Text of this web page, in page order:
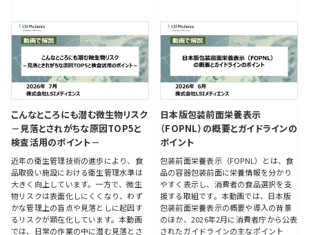
こんなところにも潜む微生物リスク
－見落とされがちな原因TOP5と
検査活用のポイント－
近年の衛生管理技術の進歩により、食
品取扱い施設における衛生管理水準は
大きく向上しています。一方で、微生
物リスクは表面化しにくくなり、わず
かな管理上の盲点や見落としに起因す
るリスクが顕在化しています。本動画
では、日常の作業の中に潜む見落とさ
日本版包装前面栄養表示
（FOPNL）の概要とガイドラインの
ポイント
包装前面栄養表示（FOPNL）とは、食
品の容器包装前面に栄養情報を分かり
やすく表示し、消費者の食品選択を支
援する取組です。本動画では、日本版
包装前面栄養表示の概要や導入の背景
のほか、2026年2月に消費者庁から公表
されたガイドラインの主なポイント